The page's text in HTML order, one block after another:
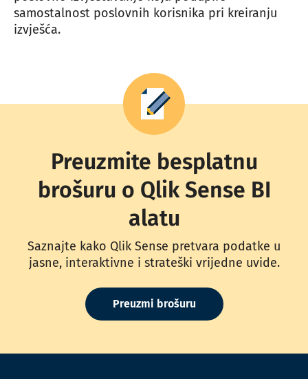
samostalnost poslovnih korisnika pri kreiranju
izvješća.
Preuzmite besplatnu
brošuru o Qlik Sense BI
alatu
Saznajte kako Qlik Sense pretvara podatke u
jasne, interaktivne i strateški vrijedne uvide.
Preuzmi brošuru